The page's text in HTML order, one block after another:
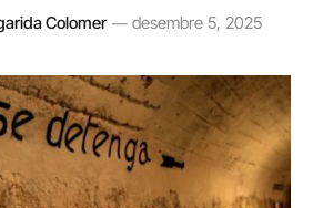
Colomer desembre 5, 2025